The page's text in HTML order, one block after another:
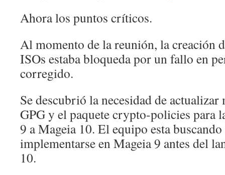
Ahora los puntos críticos.
Al momento de la reunión, la creación
ISOs estaba bloqueda por un fallo en
corregido.
Se descubrió la necesidad de actualizar
GPG y el paquete crypto-policies para
9 a Mageia 10. El equipo esta
implementarse en Mageia 9 antes del
10.